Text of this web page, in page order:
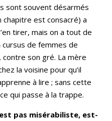
sont souvent désarmés
chapitre est consacré) a
tirer, mais on a tout de
cursus de femmes de
son gré. La mère
la voisine pour qu’il
à lire ; sans cette
qui passe à la trappe.
pas misérabiliste, est-